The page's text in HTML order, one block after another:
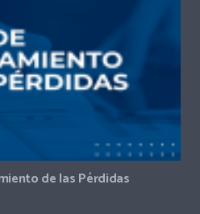
de las Pérdidas